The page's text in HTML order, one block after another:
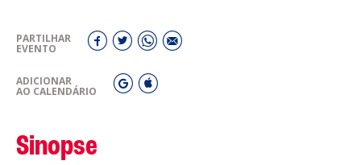
PARTILHAR
EVENTO
ADICIONAR
AO CALENDÁRIO
Sinopse